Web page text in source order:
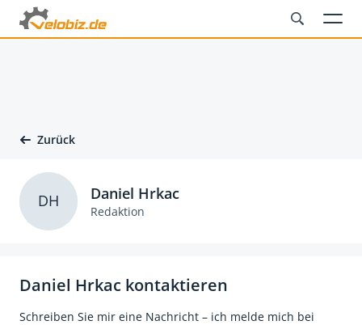
Zurück
Daniel Hrkac kontaktieren
Schreiben Sie mir eine Nachricht – ich melde mich bei
DH Daniel Hrkac
Redaktion